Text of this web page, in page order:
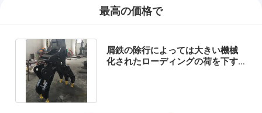
最高の価格で
屑鉄の除行によっては大きい機械
化されたローディングの荷を下す